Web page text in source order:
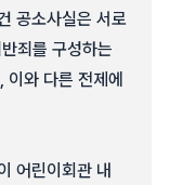
공소사실은 서로
죄를 구성하는
와 다른 전제에
어린이회관 내